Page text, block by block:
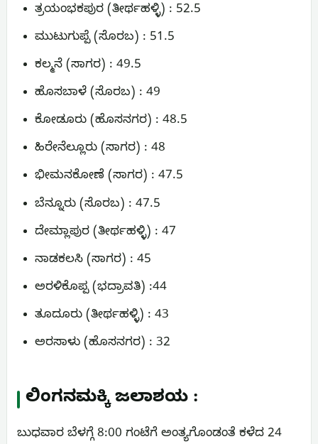
ತ್ರಯಂಭಕಪುರ (ತೀರ್ಥಹಳ್ಳಿ) : 52.5
ಮುಟುಗುಪ್ಪೆ (ಸೊರಬ) : 51.5
ಕಲ್ಮನೆ (ಸಾಗರ) : 49.5
ಹೊಸಬಾಳೆ (ಸೊರಬ) : 49
ಕೋಡೂರು (ಹೊಸನಗರ) : 48.5
ಹಿರೇನೆಲ್ಲೂರು (ಸಾಗರ) : 48
ಭೀಮನಕೋಣೆ (ಸಾಗರ) : 47.5
ಬೆನ್ನೂರು (ಸೊರಬ) : 47.5
ದೇಮ್ಲಾಪುರ (ತೀರ್ಥಹಳ್ಳಿ) : 47
ನಾಡಕಲಸಿ (ಸಾಗರ) : 45
ಅರಳಿಕೊಪ್ಪ (ಭದ್ರಾವತಿ) :44
ತೂದೂರು (ತೀರ್ಥಹಳ್ಳಿ) : 43
ಅರಸಾಳು (ಹೊಸನಗರ) : 32
ಲಿಂಗನಮಕ್ಕಿ ಜಲಾಶಯ :
ಬುಧವಾರ ಬೆಳಗ್ಗೆ 8:00 ಗಂಟೆಗೆ ಅಂತ್ಯಗೊಂಡಂತೆ ಕಳೆದ 24